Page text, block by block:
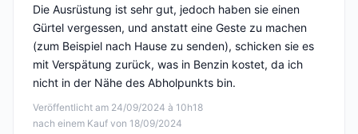
Veröffentlicht am 24/09/2024 à 10h18
nach einem Kauf von 18/09/2024
Die Ausrüstung ist sehr gut, jedoch haben sie einen
Gürtel vergessen, und anstatt eine Geste zu machen
(zum Beispiel nach Hause zu senden), schicken sie es
mit Verspätung zurück, was in Benzin kostet, da ich
nicht in der Nähe des Abholpunkts bin.